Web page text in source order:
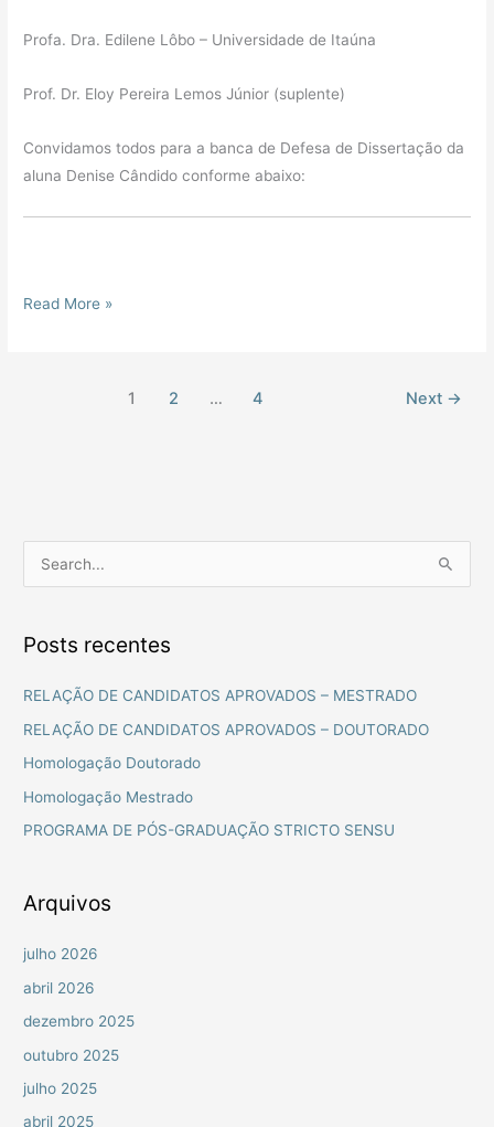
Profa. Dra. Edilene Lôbo – Universidade de Itaúna
Prof. Dr. Eloy Pereira Lemos Júnior (suplente)
Convidamos todos para a banca de Defesa de Dissertação da
aluna Denise Cândido conforme abaixo:
Read More »
1 2 … 4 Next →
q
u
r
p
r
Posts recentes
RELAÇÃO DE CANDIDATOS APROVADOS – MESTRADO
RELAÇÃO DE CANDIDATOS APROVADOS – DOUTORADO
Homologação Doutorado
Homologação Mestrado
PROGRAMA DE PÓS-GRADUAÇÃO STRICTO SENSU
Arquivos
julho 2026
abril 2026
dezembro 2025
outubro 2025
julho 2025
abril 2025